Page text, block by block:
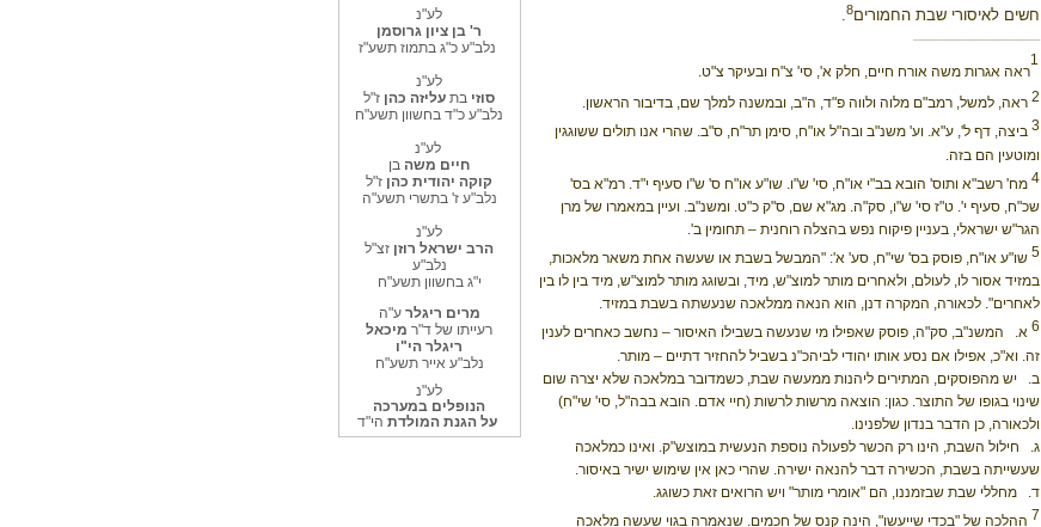
חשים לאיסורי שבת החמורים8
1
ראה אגרות משה אורח חיים, חלק א', סי' צ"ח ובעיקר צ"ט.
2 ראה, למשל, רמב"ם מלוה ולווה פ"ד, ה"ב, ובמשנה למלך שם, בדיבור הראשון.
3 ביצה, דף ל', ע"א. וע' משנ"ב ובה"ל או"ח, סימן תר"ח, ס"ב. שהרי אנו תולים ששוגגין
ומוטעין הם בזה.
4 מח' רשב"א ותוס' הובא בב"י או"ח, סי' ש"ו. שו"ע או"ח ס' ש"ו סעיף י"ד. רמ"א בס'
שכ"ח, סעיף י'. ט"ז סי' ש"ו, סק"ה. מג"א שם, ס"ק כ"ט. ומשנ"ב. ועיין במאמרו של מרן
הגר"ש ישראלי, בעניין פיקוח נפש בהצלה רוחנית – תחומין ב'.
5 שו"ע או"ח, פוסק בס' שי"ח, סע' א': "המבשל בשבת או שעשה אחת משאר מלאכות,
במזיד אסור לו, לעולם, ולאחרים מותר למוצ"ש, מיד, ובשוגג מותר למוצ"ש, מיד בין לו בין
לאחרים". לכאורה, המקרה דנן, הוא הנאה ממלאכה שנעשתה בשבת במזיד.
6 א. המשנ"ב, סק"ה, פוסק שאפילו מי שנעשה בשבילו האיסור – נחשב כאחרים לענין
זה. וא"כ, אפילו אם נסע אותו יהודי לביהכ"נ בשביל להחזיר דתיים – מותר.
ב.
יש מהפוסקים, המתירים ליהנות ממעשה שבת, כשמדובר במלאכה שלא יצרה שום
שינוי בגופו של התוצר. כגון: הוצאה מרשות לרשות (חיי אדם. הובא בבה"ל, סי' שי"ח)
ולכאורה, כן הדבר בנדון שלפנינו.
ג.
חילול השבת, הינו רק הכשר לפעולה נוספת הנעשית במוצש"ק. ואינו כמלאכה
שעשייתה בשבת, הכשירה דבר להנאה ישירה. שהרי כאן אין שימוש ישיר באיסור.
ד.
מחללי שבת שבזמננו, הם "אומרי מותר" ויש הרואים זאת כשוגג.
7 ההלכה של "בכדי שייעשו", הינה קנס של חכמים. שנאמרה בגוי שעשה מלאכה
לע"נ
ר' בן ציון גרוסמן
נלב"ע כ"ג בתמוז תשע"ז
לע"נ
סוזי בת עליזה כהן ז"ל
נלב"ע כ"ד בחשוון תשע"ח
לע"נ
חיים משה בן
קוקה יהודית כהן ז"ל
נלב"ע ז' בתשרי תשע"ה
לע"נ
הרב ישראל רוזן זצ"ל
נלב"ע
י"ג בחשוון תשע"ח
מרים ריגלר ע"ה
רעייתו של ד"ר מיכאל
ריגלר הי"ו
נלב"ע אייר תשע"ח
לע"נ
הנופלים במערכה
על הגנת המולדת הי"ד